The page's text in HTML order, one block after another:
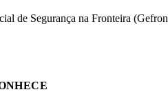
de Segurança na Fronteira